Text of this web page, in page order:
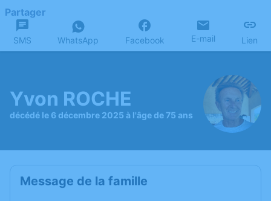
Partager
SMS WhatsApp Facebook E-mail Lien
Yvon ROCHE
décédé le 6 décembre 2025 à l'âge de 75 ans
Message de la famille